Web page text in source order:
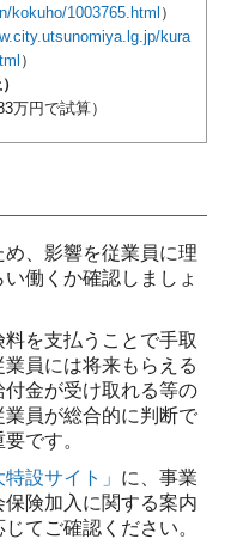
kokuho/1003765.html ）
kura
）
万円で試算）
、影響を従業員に理
働くか確認しましょ
を支払うことで手取
員には将来もらえる
金が受け取れる等の
員が総合的に判断で
です。
設サイト」 に、事業
険加入に関する案内
てご確認ください。